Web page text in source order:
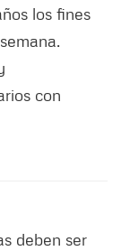
los fines
con
deben ser